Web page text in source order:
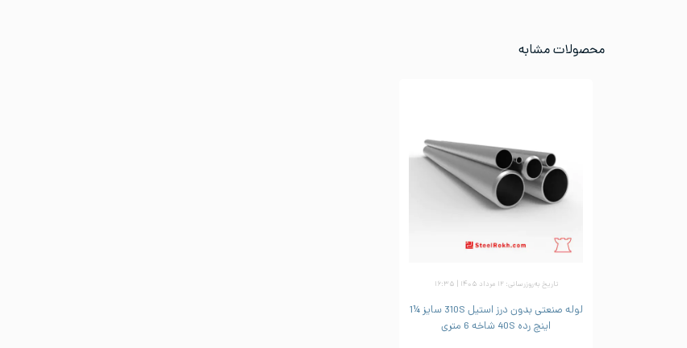
محصولات مشابه
تاریخ به‌روزرسانی: ۱۲ مرداد ۱۴۰۵ | ۱۶:۳۵
لوله صنعتی بدون درز استیل 310S سایز ¼1
اینچ رده 40S شاخه 6 متری